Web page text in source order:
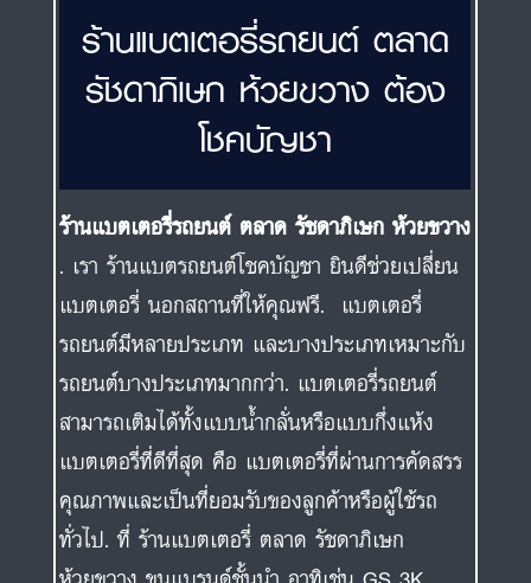
ร้านแบตเตอรี่รถยนต์ ตลาด
รัชดาภิเษก ห้วยขวาง ต้อง
โชคบัญชา
ร้านแบตเตอรี่รถยนต์ ตลาด รัชดาภิเษก ห้วยขวาง
. เรา ร้านแบตรถยนต์โชคบัญชา ยินดีช่วยเปลี่ยน
แบตเตอรี่ นอกสถานที่ให้คุณฟรี. แบตเตอรี่
รถยนต์มีหลายประเภท และบางประเภทเหมาะกับ
รถยนต์บางประเภทมากกว่า. แบตเตอรี่รถยนต์
สามารถเติมได้ทั้งแบบน้ำกลั่นหรือแบบกึ่งแห้ง
แบตเตอรี่ที่ดีที่สุด คือ แบตเตอรี่ที่ผ่านการคัดสรร
คุณภาพและเป็นที่ยอมรับของลูกค้าหรือผู้ใช้รถ
ทั่วไป. ที่ ร้านแบตเตอรี่ ตลาด รัชดาภิเษก